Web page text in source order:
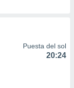
Puesta del sol
20:24